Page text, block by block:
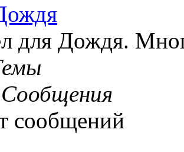
для Дождя.
Сообщения
сообщений